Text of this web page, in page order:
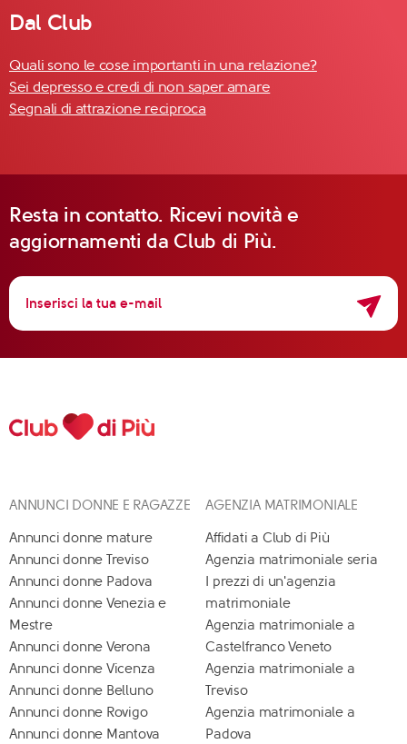
Dal Club
Quali sono le cose importanti in una relazione?
Sei depresso e credi di non saper amare
Segnali di attrazione reciproca
Resta in contatto. Ricevi novità e
aggiornamenti da Club di Più.
ANNUNCI DONNE E RAGAZZE
Annunci donne mature
Annunci donne Treviso
Annunci donne Padova
Annunci donne Venezia e
Mestre
Annunci donne Verona
Annunci donne Vicenza
Annunci donne Belluno
Annunci donne Rovigo
Annunci donne Mantova
AGENZIA MATRIMONIALE
Affidati a Club di Più
Agenzia matrimoniale seria
I prezzi di un'agenzia
matrimoniale
Agenzia matrimoniale a
Castelfranco Veneto
Agenzia matrimoniale a
Treviso
Agenzia matrimoniale a
Padova